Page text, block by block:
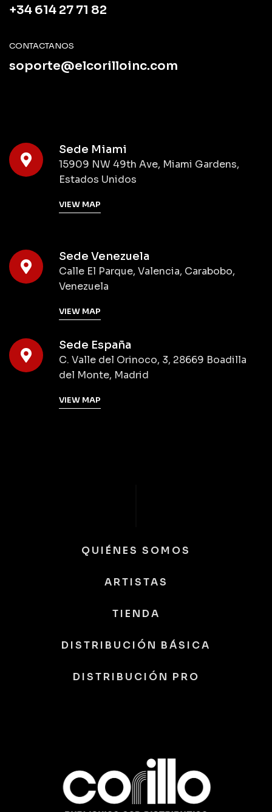
+34 614 27 71 82
CONTACTANOS
soporte@elcorilloinc.com
Sede Miami
15909 NW 49th Ave, Miami Gardens,
Estados Unidos
VIEW MAP
Sede Venezuela
Calle El Parque, Valencia, Carabobo,
Venezuela
VIEW MAP
Sede España
C. Valle del Orinoco, 3, 28669 Boadilla
del Monte, Madrid
VIEW MAP
QUIÉNES SOMOS
ARTISTAS
TIENDA
DISTRIBUCIÓN BÁSICA
DISTRIBUCIÓN PRO